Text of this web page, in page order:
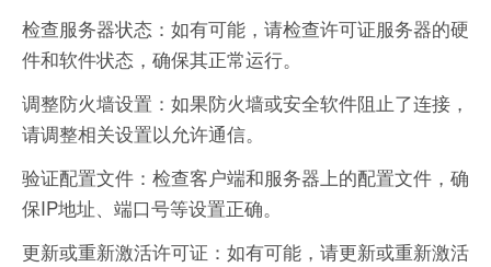
检查服务器状态：如有可能，请检查许可证服务器的硬
件和软件状态，确保其正常运行。
调整防火墙设置：如果防火墙或安全软件阻止了连接，
请调整相关设置以允许通信。
验证配置文件：检查客户端和服务器上的配置文件，确
保IP地址、端口号等设置正确。
更新或重新激活许可证：如有可能，请更新或重新激活